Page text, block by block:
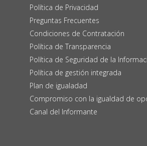
Política de Privacidad
Preguntas Frecuentes
Condiciones de Contratación
Política de Transparencia
Política de Seguridad de la
Política de gestión integrada
Plan de igualadad
Compromiso con la igualdad de
Canal del Informante